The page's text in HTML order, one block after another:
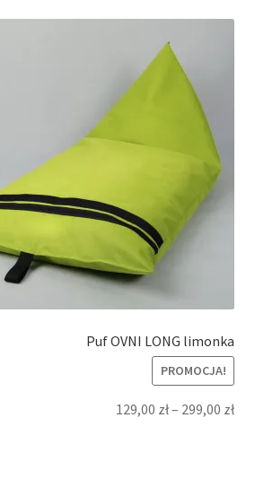
Puf OVNI LONG limonka
PROMOCJA!
129,00 zł– 299,00 zł